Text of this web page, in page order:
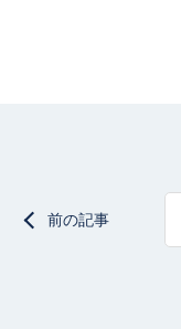
前の記事